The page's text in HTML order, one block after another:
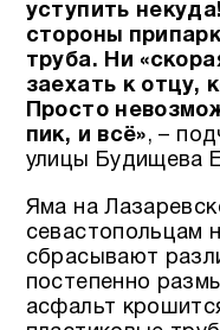
уступить
стороны
труба. Ни
заехать к отцу,
Просто
пик, и всё», –
улицы Будищева
Яма на
севастопольцам
сбрасывают
постепенно
асфальт